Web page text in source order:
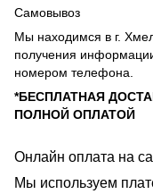
Самовывоз
Мы находимся в г.
получения
номером телефона.
*БЕСПЛАТНАЯ
ПОЛНОЙ ОПЛАТОЙ
Онлайн оплата на
Мы используем